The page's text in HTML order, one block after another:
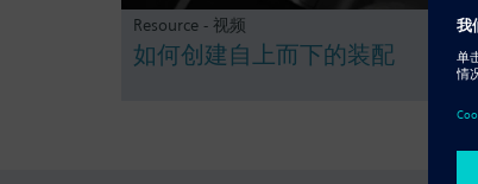
Resource - 视频
如何创建自上而下的装配